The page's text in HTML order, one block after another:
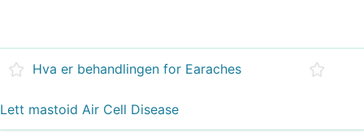
Hva er behandlingen for Earaches
Lett mastoid Air Cell Disease